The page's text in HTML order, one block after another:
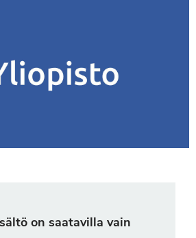
on saatavilla vain